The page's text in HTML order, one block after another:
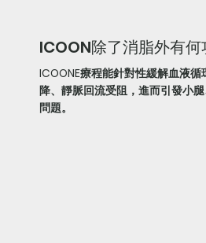
ICOON除了消脂外有何
ICOONE療程能針對性緩解血液
降、靜脈回流受阻，進而引發小
問題。